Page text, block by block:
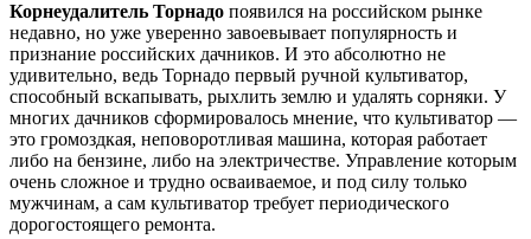
Корнеудалитель Торнадо появился на российском рынке
недавно, но уже уверенно завоевывает популярность и
признание российских дачников. И это абсолютно не
удивительно, ведь Торнадо первый ручной культиватор,
способный вскапывать, рыхлить землю и удалять сорняки. У
многих дачников сформировалось мнение, что культиватор —
это громоздкая, неповоротливая машина, которая работает
либо на бензине, либо на электричестве. Управление которым
очень сложное и трудно осваиваемое, и под силу только
мужчинам, а сам культиватор требует периодического
дорогостоящего ремонта.